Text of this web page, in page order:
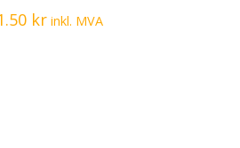
kr inkl. MVA